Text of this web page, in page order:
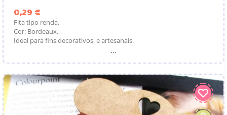
0,29 €
Fita tipo renda.
Cor: Bordeaux.
Ideal para fins decorativos, e artesanais.
...